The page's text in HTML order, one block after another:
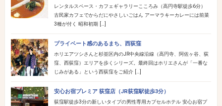
レンタルスペース・カフェギャラリーこころみ（高円寺駅徒歩6分）
古民家カフェでからだにやさしいごはん アーマラキーカレーには前菜
3種が付く 昭和初期 […]
プライベート感のあるまち、西荻窪
ホリエアツシさんと杉並区内のJR中央線沿線（高円寺、阿佐ヶ谷、荻
窪、西荻窪）エリアを歩くシリーズ。最終回はホリエさんが「一番な
じみがある」という西荻窪をご紹介 […]
安心お宿プレミア 荻窪店（JR荻窪駅徒歩3分）
荻窪駅徒歩3分の新しいタイプの男性専用カプセルホテル 安心お宿プ